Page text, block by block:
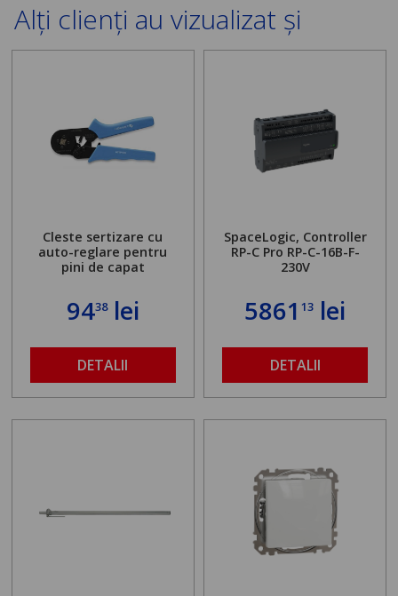
Alți clienți au vizualizat și
Cleste sertizare cu
auto-reglare pentru
pini de capat
9438lei
DETALII
SpaceLogic, Controller
RP-C Pro RP-C-16B-F-
230V
586113 lei
DETALII